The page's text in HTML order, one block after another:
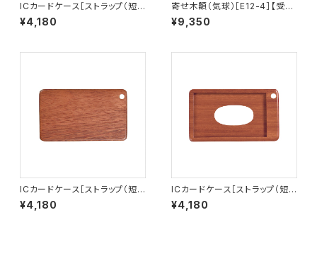
ICカードケース［ストラップ（短）
付き］ハードメープル［IC-1H］
¥4,180
寄せ木額（気球）［E12-4］【受注
生産品】
¥9,350
ICカードケース［ストラップ（短）
付き］サッチーネ［IC-1S］
¥4,180
ICカードケース［ストラップ（短）
付き］（窓付き）サッチーネ［IC-2
S］
¥4,180